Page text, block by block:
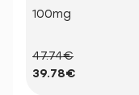
100mg
47.74€
39.78€